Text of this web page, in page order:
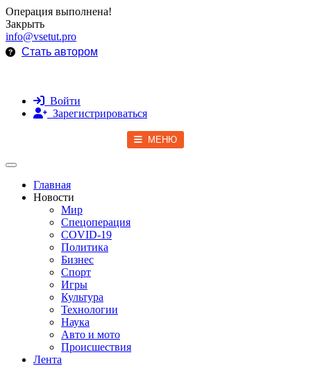
Операция выполнена!
Закрыть
info@vsetut.pro
Стать автором
Войти
Зарегистрироваться
МЕНЮ
Toggle navigation
Главная
Новости
Мир
Спецоперация
COVID-19
Политика
Бизнес
Спорт
Игры
Культура
Технологии
Наука
Авто и мото
Происшествия
Лента